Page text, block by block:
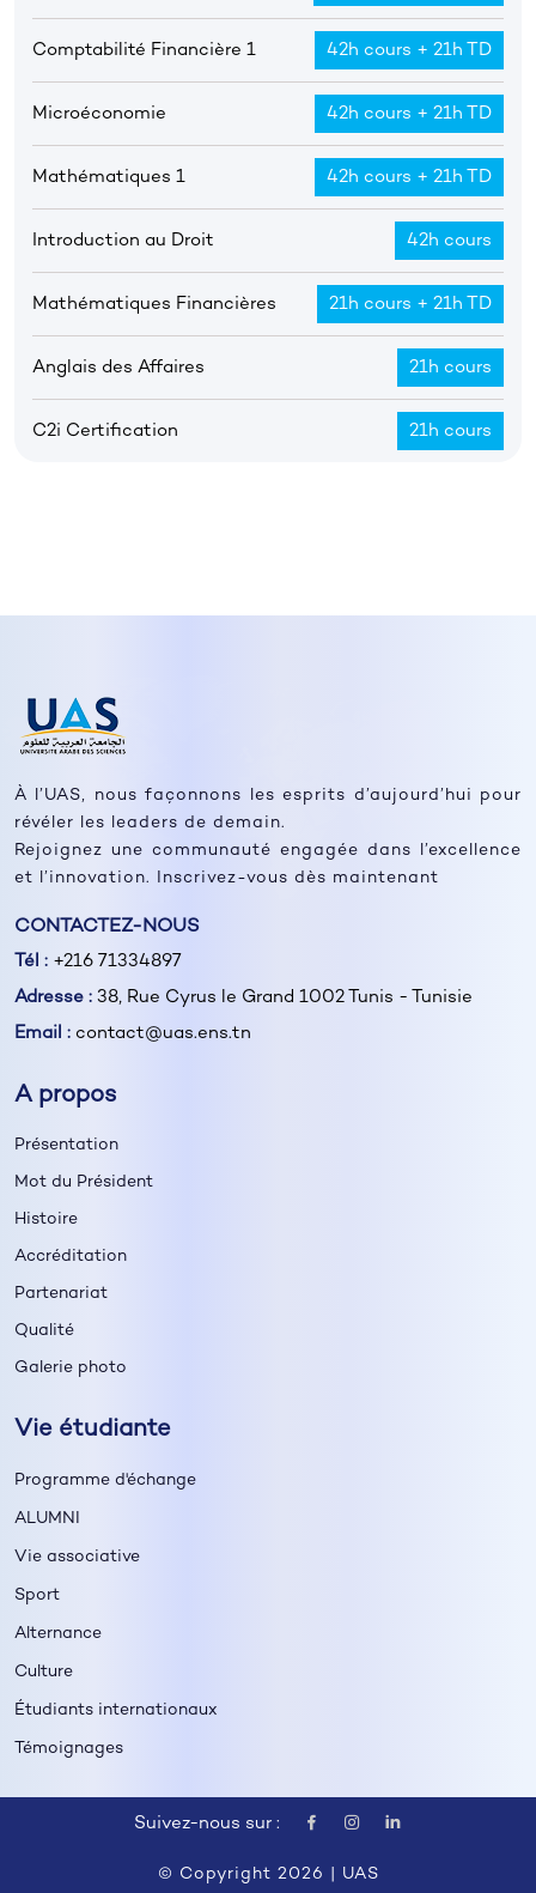
Comptabilité Financière 1 42h cours + 21h TD
Microéconomie 42h cours + 21h TD
Mathématiques 1 42h cours + 21h TD
Introduction au Droit 42h cours
Mathématiques Financières 21h cours + 21h TD
Anglais des Affaires 21h cours
C2i Certification 21h cours
À l’UAS, nous façonnons les esprits d’aujourd’hui pour
révéler les leaders de demain.
Rejoignez une communauté engagée dans l’excellence
et l’innovation. Inscrivez-vous dès maintenant
CONTACTEZ-NOUS
Tél : +216 71334897
Adresse : 38, Rue Cyrus le Grand 1002 Tunis - Tunisie
Email : contact@uas.ens.tn
A propos
Présentation
Mot du Président
Histoire
Accréditation
Partenariat
Qualité
Galerie photo
Vie étudiante
Programme d'échange
ALUMNI
Vie associative
Sport
Alternance
Culture
Étudiants internationaux
Témoignages
Suivez-nous sur :
© Copyright 2026 | UAS